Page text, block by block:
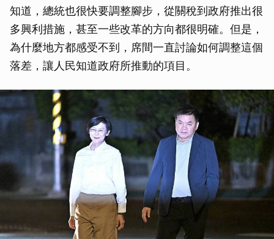
知道，總統也很快要調整腳步，從關稅到政府推出很
多興利措施，甚至一些改革的方向都很明確。但是，
為什麼地方都感受不到，席間一直討論如何調整這個
落差，讓人民知道政府所推動的項目。